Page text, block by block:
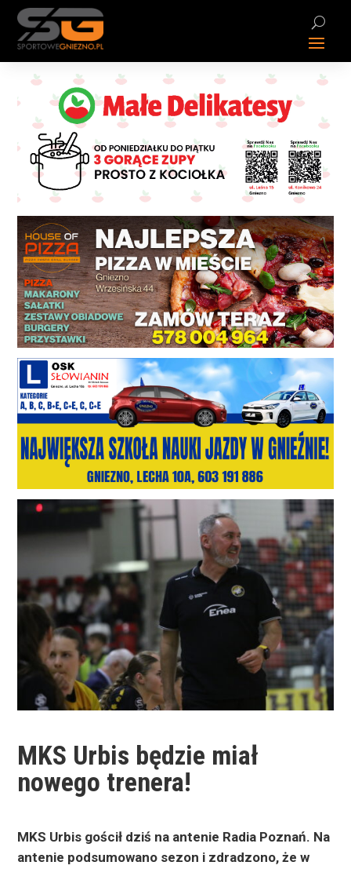
MKS Urbis będzie miał
nowego trenera!
MKS Urbis gościł dziś na antenie Radia Poznań. Na
antenie podsumowano sezon i zdradzono, że w